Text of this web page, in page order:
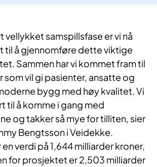
samspillsfase er vi nå
å gjennomføre dette viktige
Sammen har vi kommet fram til
som vil gi pasienter, ansatte og
bygg med høy kvalitet. Vi
til å komme i gang med
og takker så mye for tilliten, sier
Bengtsson i Veidekke.
verdi på 1,644 milliarder kroner,
for prosjektet er 2,503 milliarder